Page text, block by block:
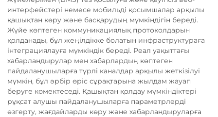
интерфейстері немесе мобильді қосымшалар арқылы
қашықтан көру және басқарудың мүмкіндігін береді.
Жүйе көптеген коммуникациялық протоколдарын
қолданады, бұл жеңілдікке болатын инфраструктураға
інтеграциялауға мүмкіндік береді. Реал уақыттағы
хабарландырулар мен хабарлардың көптеген
пайдаланушыларға түрлі каналдар арқылы жеткізілуі
мүмкін, бұл әрбір өріс сұрақтарына жылдам жауап
беруге көмектеседі. Қашықтан қолдау мүмкіндіктері
рұқсат алушы пайдаланушыларға параметрлерді
өзгерту, жағдайларды көру және хабарландыруларға